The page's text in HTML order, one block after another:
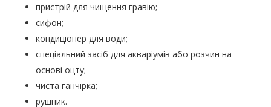
пристрій для чищення гравію;
сифон;
кондиціонер для води;
спеціальний засіб для акваріумів або розчин на
основі оцту;
чиста ганчірка;
рушник.